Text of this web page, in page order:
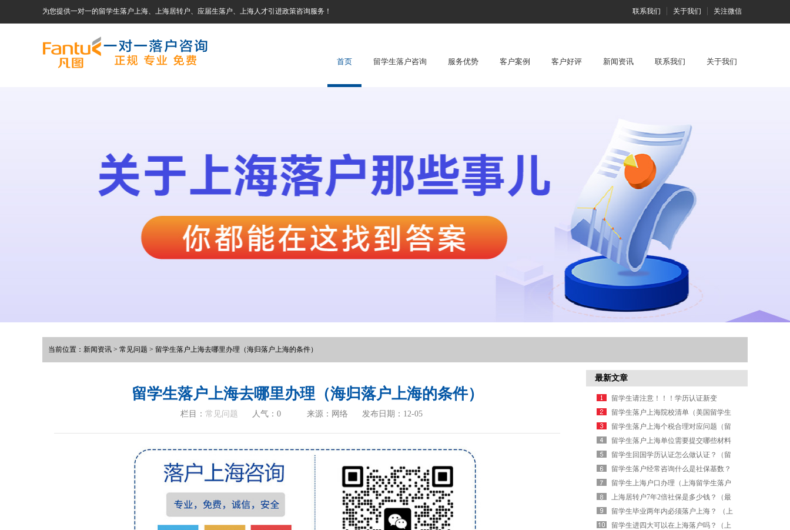
为您提供一对一的留学生落户上海、上海居转户、应届生落户、上海人才引进政策咨询服务！ 联系我们 关于我们 关注微信
首页 留学生落户咨询 服务优势 客户案例 客户好评 新闻资讯 联系我们 关于我们
当前位置： 新闻资讯 > 常见问题 > 留学生落户上海去哪里办理（海归落户上海的条件）
留学生落户上海去哪里办理（海归落户上海的条件）
栏目： 常见问题 人气： 0 来源：网络 发布日期：12-05
最新文章
留学生请注意！！！学历认证新变
化！！！（中国留学生学历认证政策）
留学生落户上海院校清单（美国留学生
回国再次入境手续）
留学生落户上海个税合理对应问题（留
学生落户上海个税要求）
留学生落户上海单位需要提交哪些材料
（人才落户上海需要什么条件）
留学生回国学历认证怎么做认证？（留
学学历认证需要什么材料）
留学生落户经常咨询什么是社保基数？
（上海留学生落户政策）
留学生上海户口办理（上海留学生落户
院校名单）
上海居转户7年2倍社保是多少钱？（最
新上海居转户条件）
留学生毕业两年内必须落户上海？ （上
海留学生落户两年限制）
留学生进四大可以在上海落户吗？（上